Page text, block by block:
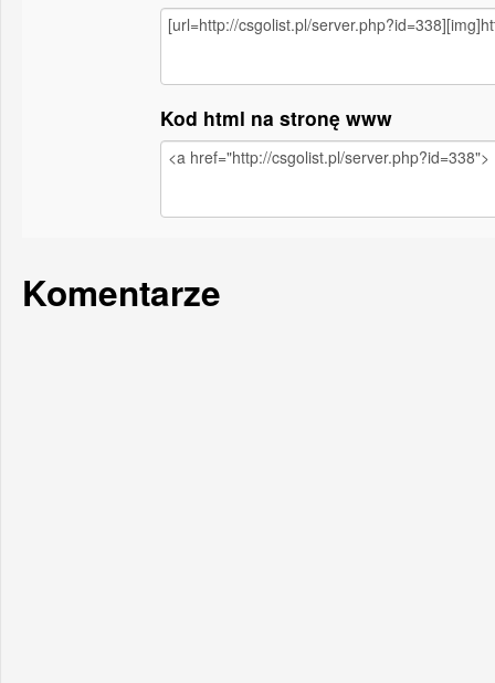
Kod html na stronę www
Komentarze